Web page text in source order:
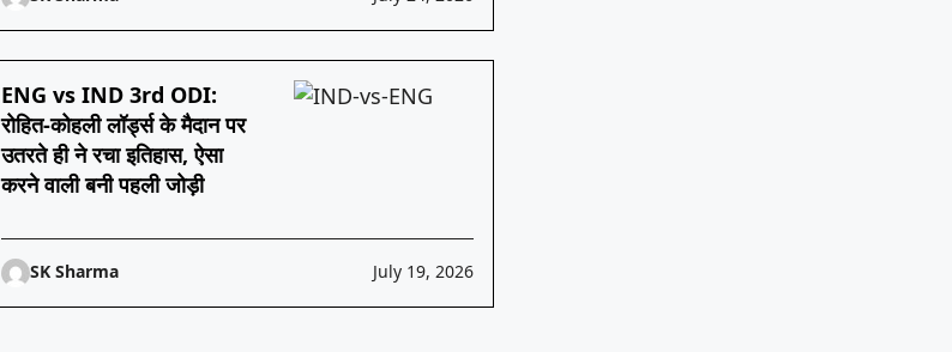
ENG vs IND 3rd ODI:
रोहित-कोहली लॉर्ड्स के मैदान पर
उतरते ही ने रचा इतिहास, ऐसा
करने वाली बनी पहली जोड़ी
SK Sharma July 19, 2026